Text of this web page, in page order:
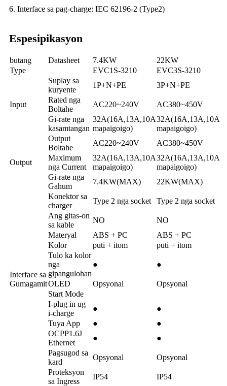
6. Interface sa pag-charge: IEC 62196-2 (Type2)
Espesipikasyon
butang Datasheet 7.4KW
22KW
Type
EVC1S-3210 EVC3S-3210
Input
Suplay sa
kuryente
1P+N+PE
3P+N+PE
Rated nga
Boltahe
AC220~240V
AC380~450V
Gi-rate nga
kasamtangan
32A(16A,13A,10A
mapaigoigo)
32A(16A,13A,10A
mapaigoigo)
Output
Output
Boltahe
AC220~240V
AC380~450V
Maximum
nga Current
32A(16A,13A,10A
mapaigoigo)
32A(16A,13A,10A
mapaigoigo)
Gi-rate nga
Gahum
7.4KW(MAX) 22KW(MAX)
Interface sa
Gumagamit
Konektor sa
charger
Type 2 nga socket
Type 2 nga socket
Ang gitas-on
sa kable
NO
NO
Materyal
ABS + PC
ABS + PC
Kolor
puti + itom
puti + itom
Tulo ka kolor
nga
gipangulohan
● ●
OLED Opsyonal
Opsyonal
Start Mode
I-plug in ug
i-charge
●
●
Tuya App
●
●
OCPP1.6J
Ethernet
●
●
Pagsugod sa
kard
Opsyonal Opsyonal
Proteksyon
sa Ingress
IP54
IP54